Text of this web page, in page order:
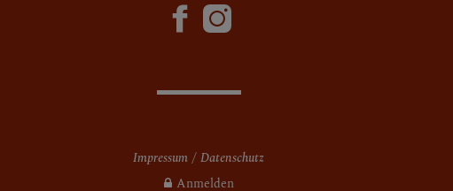
Impressum
Datenschutz
Anmelden